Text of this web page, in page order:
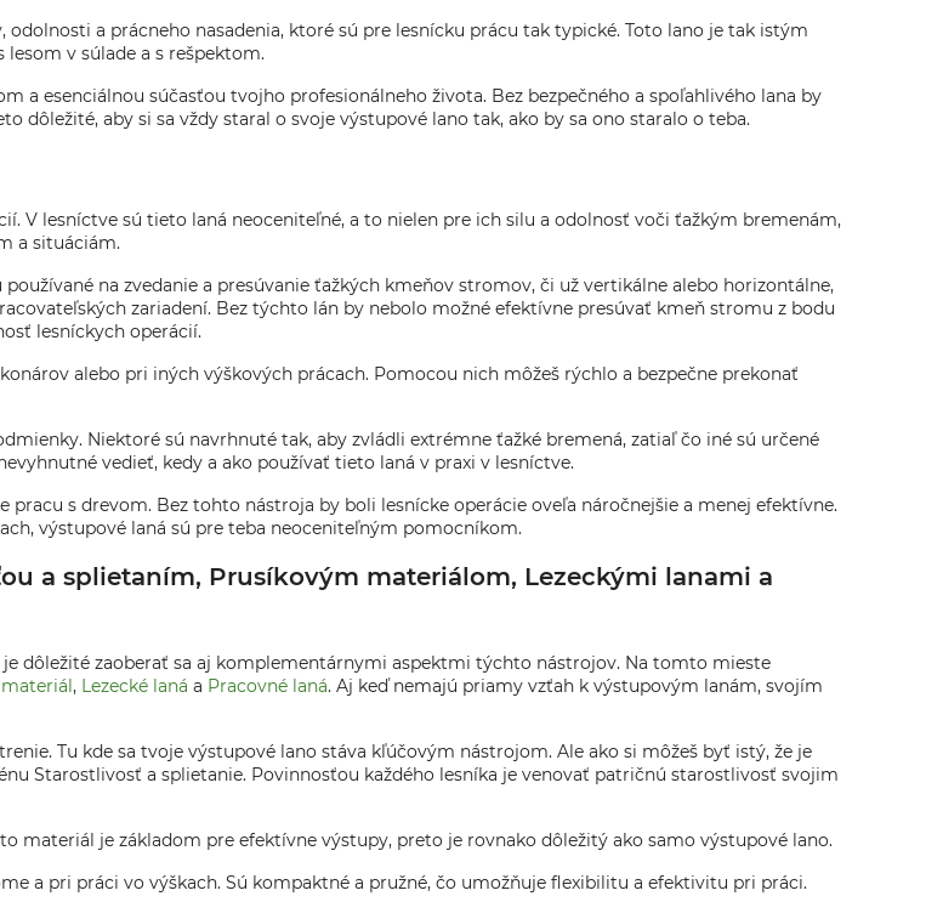
a prácneho nasadenia, ktoré sú pre lesnícku prácu tak typické. Toto lano je tak istým
v súlade a s rešpektom.
a esenciálnou súčasťou tvojho profesionálneho života. Bez bezpečného a spoľahlivého lana by
dôležité, aby si sa vždy staral o svoje výstupové lano tak, ako by sa ono staralo o teba.
V lesníctve sú tieto laná neoceniteľné, a to nielen pre ich silu a odolnosť voči ťažkým bremenám,
a situáciám.
na zvedanie a presúvanie ťažkých kmeňov stromov, či už vertikálne alebo horizontálne,
zariadení. Bez týchto lán by nebolo možné efektívne presúvať kmeň stromu z bodu
lesníckych operácií.
alebo pri iných výškových prácach. Pomocou nich môžeš rýchlo a bezpečne prekonať
Niektoré sú navrhnuté tak, aby zvládli extrémne ťažké bremená, zatiaľ čo iné sú určené
vedieť, kedy a ako používať tieto laná v praxi v lesníctve.
s drevom. Bez tohto nástroja by boli lesnícke operácie oveľa náročnejšie a menej efektívne.
výstupové laná sú pre teba neoceniteľným pomocníkom.
a splietaním, Prusíkovým materiálom, Lezeckými lanami a
dôležité zaoberať sa aj komplementárnymi aspektmi týchto nástrojov. Na tomto mieste
, Lezecké laná a Pracovné laná. Aj keď nemajú priamy vzťah k výstupovým lanám, svojím
Tu kde sa tvoje výstupové lano stáva kľúčovým nástrojom. Ale ako si môžeš byť istý, že je
Starostlivosť a splietanie. Povinnosťou každého lesníka je venovať patričnú starostlivosť svojim
materiál je základom pre efektívne výstupy, preto je rovnako dôležitý ako samo výstupové lano.
a pri práci vo výškach. Sú kompaktné a pružné, čo umožňuje flexibilitu a efektivitu pri práci.